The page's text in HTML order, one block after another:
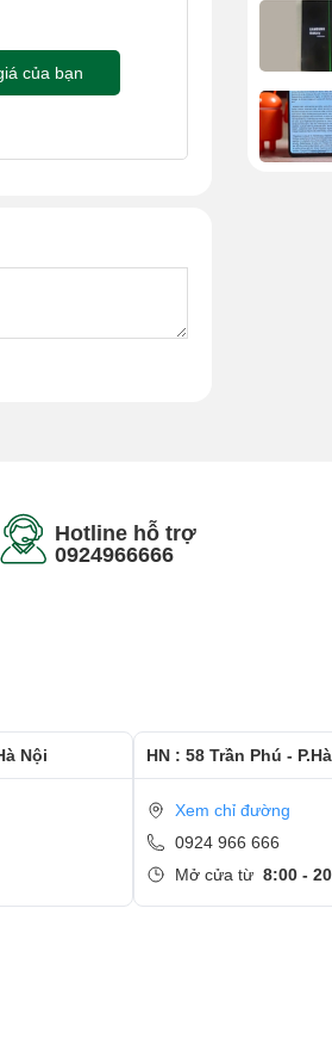
magie cực kỳ
thể tồn tại ở nhiệt độ
phân giải FHD
của bạn
Hotline hỗ trợ
0924966666
Nội HN : 58 Trần Phú -
Xem chỉ đường
0924 966 666
Mở cửa từ 8:00 -